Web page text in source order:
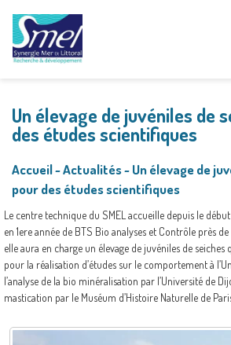
Un élevage de juvéniles de
des études scientifiques
Accueil~Actualités~Un élevage de
pour des études scientifiques
Le centre technique du SMEL accueille depuis le
en 1ere année de BTS Bio analyses et Contrôle près
elle aura en charge un élevage de juvéniles de
pour la réalisation d’études sur le comportement à
l’analyse de la bio minéralisation par l’Université de
mastication par le Muséum d’Histoire Naturelle de